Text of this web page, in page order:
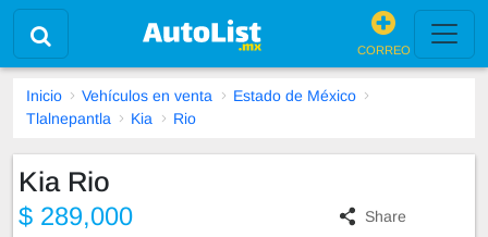
CORREO
Inicio Vehículos en venta
Estado de México
Tlalnepantla
Kia Rio
Kia Rio
$ 289,000 Share